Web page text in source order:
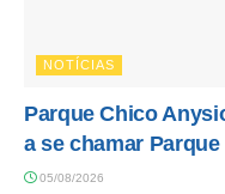
NOTÍCIAS
Parque Chico
a se chamar
05/08/2026